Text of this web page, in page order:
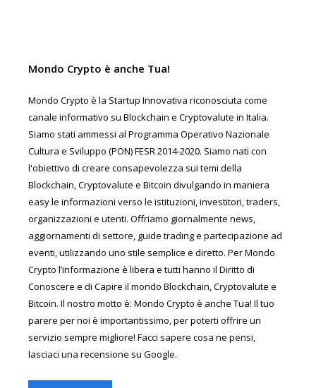
Mondo Crypto è anche Tua!
Mondo Crypto è la Startup Innovativa riconosciuta come
canale informativo su Blockchain e Cryptovalute in Italia.
Siamo stati ammessi al Programma Operativo Nazionale
Cultura e Sviluppo (PON) FESR 2014-2020. Siamo nati con
l'obiettivo di creare consapevolezza sui temi della
Blockchain, Cryptovalute e Bitcoin divulgando in maniera
easy le informazioni verso le istituzioni, investitori, traders,
organizzazioni e utenti. Offriamo giornalmente news,
aggiornamenti di settore, guide trading e partecipazione ad
eventi, utilizzando uno stile semplice e diretto. Per Mondo
Crypto l’informazione è libera e tutti hanno il Diritto di
Conoscere e di Capire il mondo Blockchain, Cryptovalute e
Bitcoin. Il nostro motto è: Mondo Crypto è anche Tua! Il tuo
parere per noi è importantissimo, per poterti offrire un
servizio sempre migliore! Facci sapere cosa ne pensi,
lasciaci una recensione su Google.